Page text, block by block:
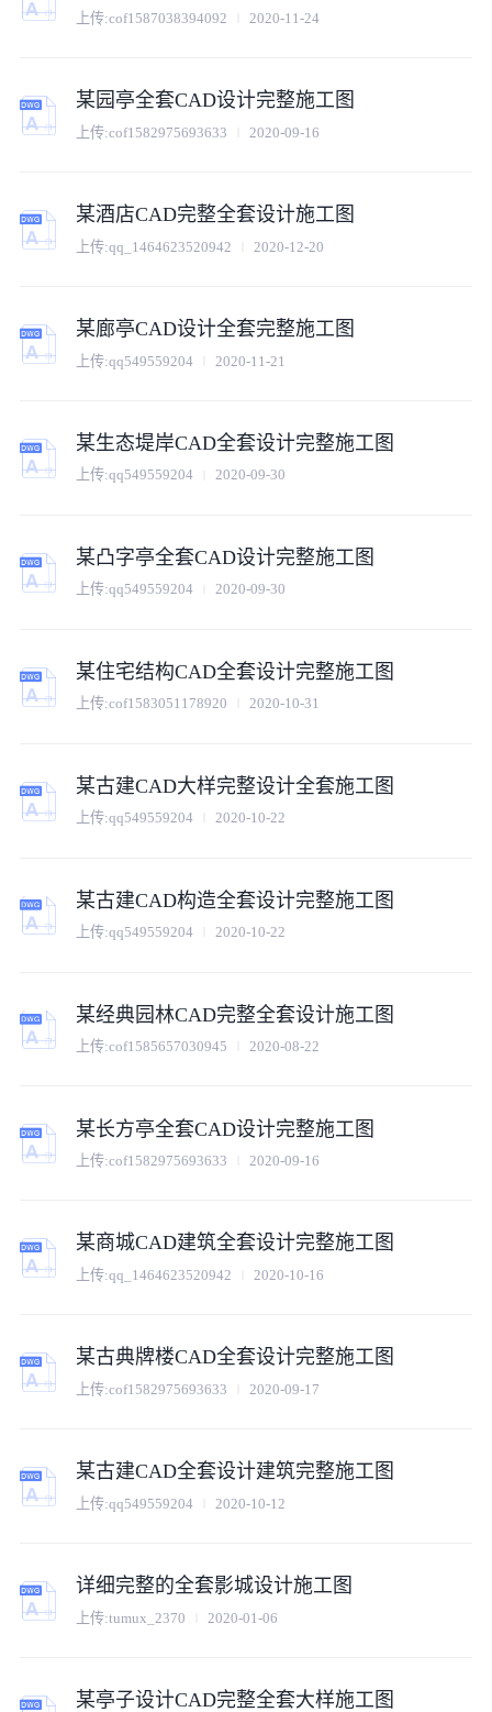
上传:cof1587038394092 2020-11-24
某园亭全套CAD设计完整施工图
上传:cof1582975693633 2020-09-16
某酒店CAD完整全套设计施工图
上传:qq_1464623520942 2020-12-20
某廊亭CAD设计全套完整施工图
上传:qq549559204 2020-11-21
某生态堤岸CAD全套设计完整施工图
上传:qq549559204 2020-09-30
某凸字亭全套CAD设计完整施工图
上传:qq549559204 2020-09-30
某住宅结构CAD全套设计完整施工图
上传:cof1583051178920 2020-10-31
某古建CAD大样完整设计全套施工图
上传:qq549559204 2020-10-22
某古建CAD构造全套设计完整施工图
上传:qq549559204 2020-10-22
某经典园林CAD完整全套设计施工图
上传:cof1585657030945 2020-08-22
某长方亭全套CAD设计完整施工图
上传:cof1582975693633 2020-09-16
某商城CAD建筑全套设计完整施工图
上传:qq_1464623520942 2020-10-16
某古典牌楼CAD全套设计完整施工图
上传:cof1582975693633 2020-09-17
某古建CAD全套设计建筑完整施工图
上传:qq549559204 2020-10-12
详细完整的全套影城设计施工图
上传:tumux_2370 2020-01-06
某亭子设计CAD完整全套大样施工图